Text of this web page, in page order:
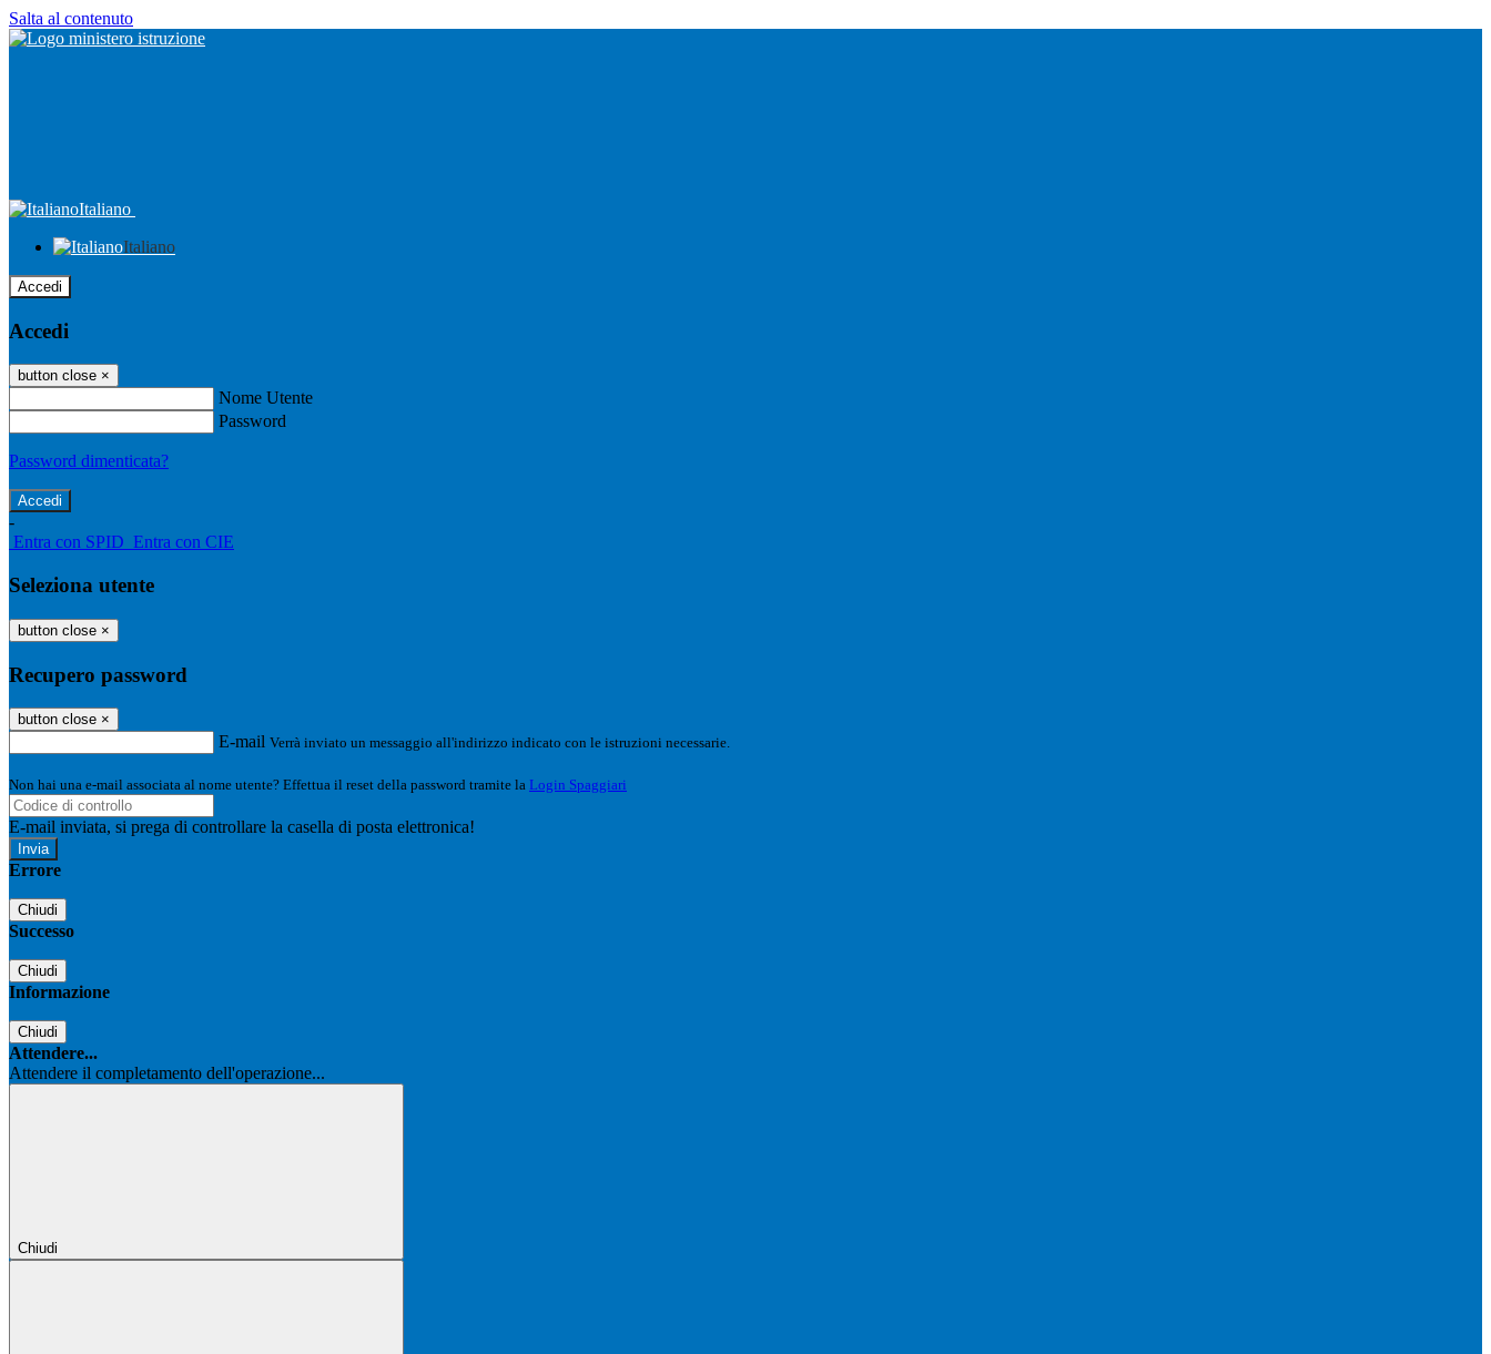
Salta al contenuto
Italiano
Italiano
Accedi
Accedi
button close ×
Nome Utente
Password
Password dimenticata?
-
Entra con SPID Entra con CIE
Seleziona utente
button close ×
Recupero password
button close ×
E-mail Verrà inviato un messaggio all'indirizzo indicato con le istruzioni necessarie.
Non hai una e-mail associata al nome utente? Effettua il reset della password tramite la Login Spaggiari
E-mail inviata, si prega di controllare la casella di posta elettronica!
Errore
Chiudi
Successo
Chiudi
Informazione
Chiudi
Attendere...
Attendere il completamento dell'operazione...
Chiudi